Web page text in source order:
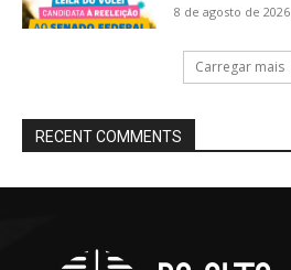
8 de agosto de 2026
Carregar mais
RECENT COMMENTS